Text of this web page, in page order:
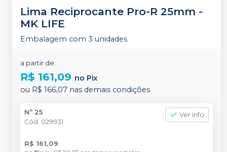
Lima Reciprocante Pro-R 25mm -
MK LIFE
Embalagem com 3 unidades
a partir de:
R$ 161,09 no Pix
ou R$ 166,07 nas demais condições
Nº 25
Cód. 029931
Ver info
R$ 161,09